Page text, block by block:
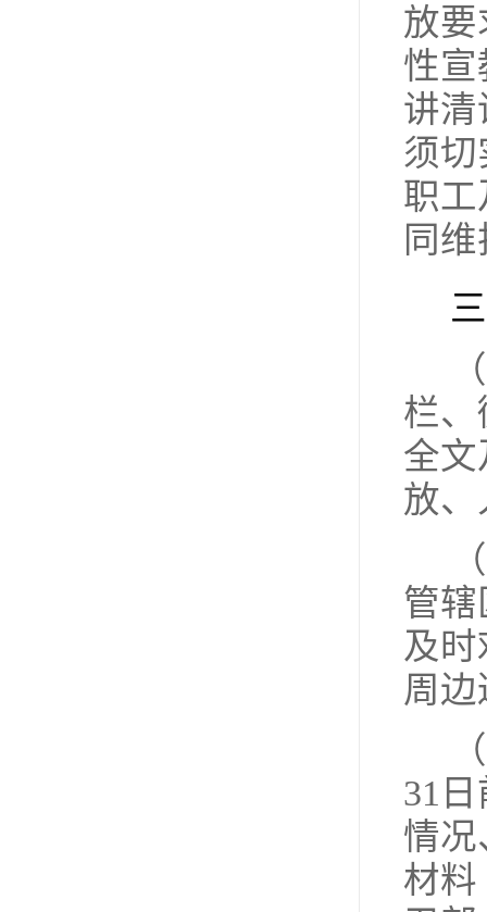
放要
性
讲清
须
职工
同
栏
全文
放、
管
及
周
31
情
材